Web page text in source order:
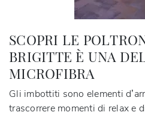
SCOPRI LE
BRIGITTE È UNA
MICROFIBRA
Gli imbottiti sono elementi
trascorrere momenti di relax e